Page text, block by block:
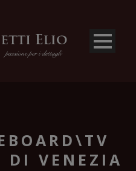
DI VENEZIA